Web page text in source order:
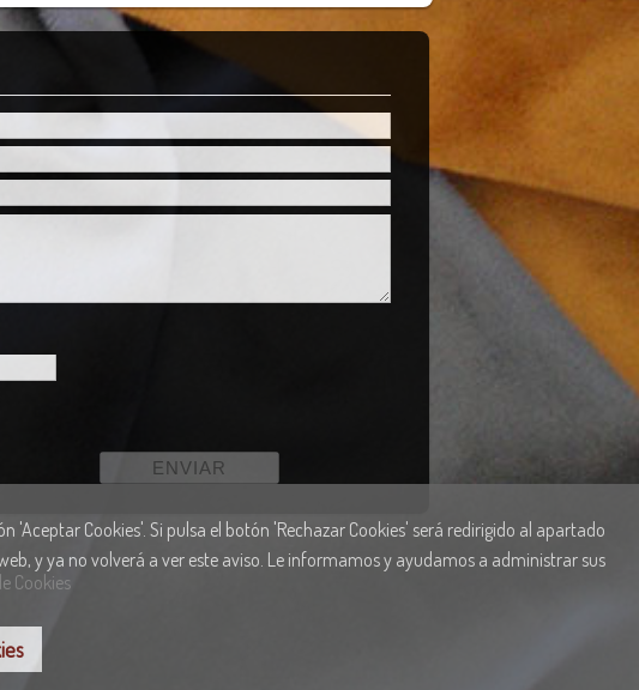
Cookies'. Si pulsa el botón 'Rechazar Cookies' será redirigido al apartado
y ya no volverá a ver este aviso. Le informamos y ayudamos a administrar sus
Cookies